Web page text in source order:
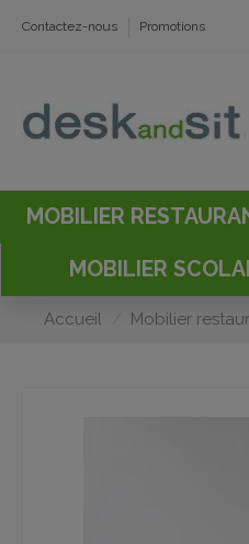
Contactez-nous Promotions
MOBILIER
MOBILIER
Accueil Mobilier